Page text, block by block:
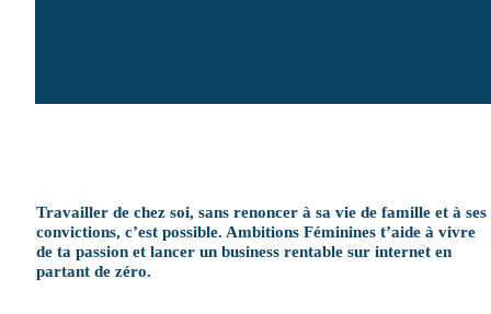
Travailler de chez soi, sans renoncer à sa vie de famille et à ses
convictions, c’est possible. Ambitions Féminines t’aide à vivre
de ta passion et lancer un business rentable sur internet en
partant de zéro.